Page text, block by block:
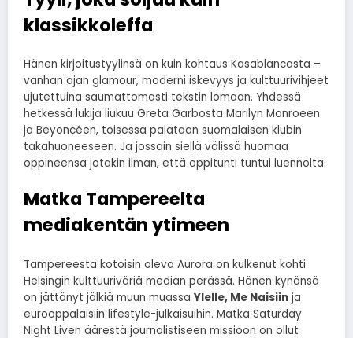
klassikkoleffa
Hänen kirjoitustyylinsä on kuin kohtaus Kasablancasta –
vanhan ajan glamour, moderni iskevyys ja kulttuurivihjeet
ujutettuina saumattomasti tekstin lomaan. Yhdessä
hetkessä lukija liukuu Greta Garbosta Marilyn Monroeen
ja Beyoncéen, toisessa palataan suomalaisen klubin
takahuoneeseen. Ja jossain siellä välissä huomaa
oppineensa jotakin ilman, että oppitunti tuntui luennolta.
Matka Tampereelta
mediakentän ytimeen
Tampereesta kotoisin oleva Aurora on kulkenut kohti
Helsingin kulttuuriväriä median perässä. Hänen kynänsä
on jättänyt jälkiä muun muassa Ylelle, Me Naisiin ja
eurooppalaisiin lifestyle-julkaisuihin. Matka Saturday
Night Liven äärestä journalistiseen missioon on ollut